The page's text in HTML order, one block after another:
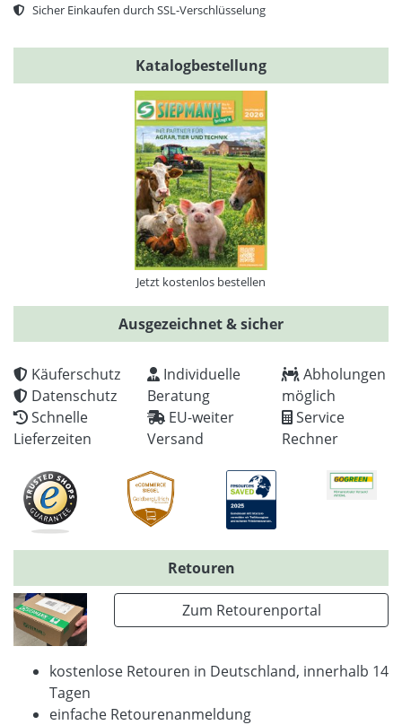
Sicher Einkaufen durch SSL-Verschlüsselung
Katalogbestellung
Jetzt kostenlos bestellen
Ausgezeichnet & sicher
Käuferschutz
Datenschutz
Schnelle
Lieferzeiten
Individuelle
Beratung
EU-weiter
Versand
Abholungen
möglich
Service
Rechner
Retouren
Zum Retourenportal
kostenlose Retouren in Deutschland, innerhalb 14
Tagen
einfache Retourenanmeldung